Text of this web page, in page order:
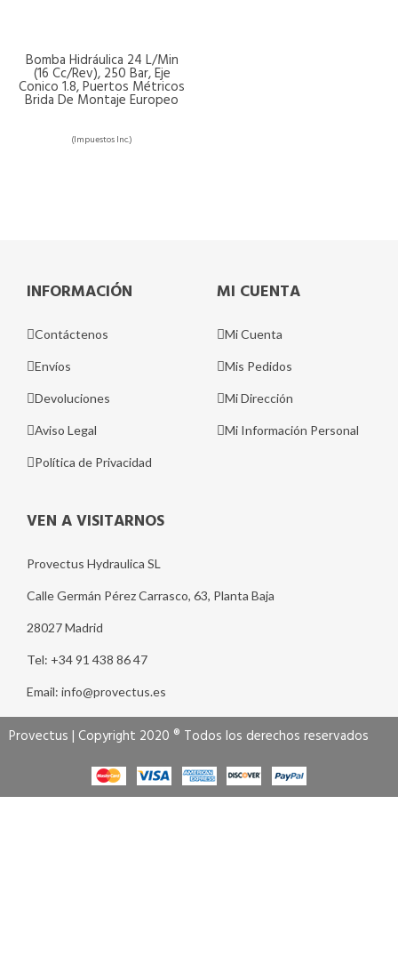
Bomba Hidráulica 24 L/min
(16 Cc/rev), 250 Bar, Eje
Conico 1.8, Puertos Métricos
Brida De Montaje Europeo
(Impuestos Inc.)
INFORMACIÓN
Contáctenos
Envíos
Devoluciones
Aviso Legal
Política de Privacidad
MI CUENTA
Mi Cuenta
Mis Pedidos
Mi Dirección
Mi Información Personal
VEN A VISITARNOS
Provectus Hydraulica SL
Calle Germán Pérez Carrasco, 63, Planta Baja
28027 Madrid
Tel: +34 91 438 86 47
Email: info@provectus.es
Provectus | Copyright 2020 ® Todos los derechos reservados